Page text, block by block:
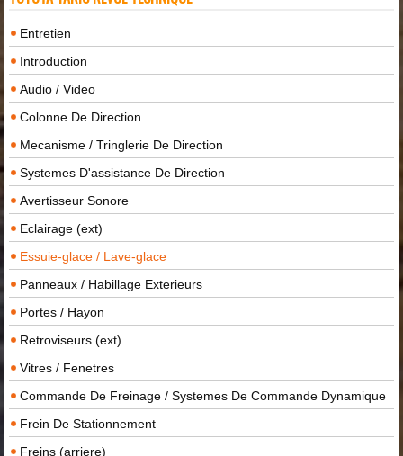
Entretien
Introduction
Audio / Video
Colonne De Direction
Mecanisme / Tringlerie De Direction
Systemes D'assistance De Direction
Avertisseur Sonore
Eclairage (ext)
Essuie-glace / Lave-glace
Panneaux / Habillage Exterieurs
Portes / Hayon
Retroviseurs (ext)
Vitres / Fenetres
Commande De Freinage / Systemes De Commande Dynamique
Frein De Stationnement
Freins (arriere)